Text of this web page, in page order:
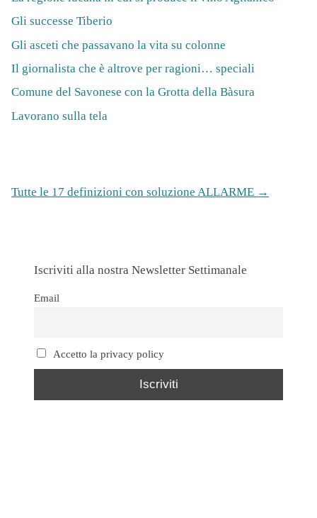
Gli successe Tiberio
Gli asceti che passavano la vita su colonne
Il giornalista che è altrove per ragioni… speciali
Comune del Savonese con la Grotta della Bàsura
Lavorano sulla tela
Tutte le 17 definizioni con soluzione ALLARME →
Iscriviti alla nostra Newsletter Settimanale
Email
Accetto la privacy policy